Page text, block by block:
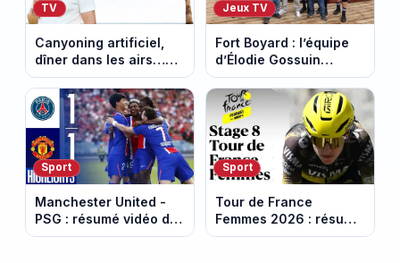
TV
Canyoning artificiel,
dîner dans les airs…
les loisirs les plus fous
passés au crible dans
Capital
Jeux TV
Fort Boyard : l’équipe
d’Élodie Gossuin
termine avec une belle
somme pour l'Unicef et
le Refuge
Sport
Manchester United -
PSG : résumé vidéo du
match amical du 8 août
Sport
Tour de France
Femmes 2026 : résumé
vidéo de la 9e étape